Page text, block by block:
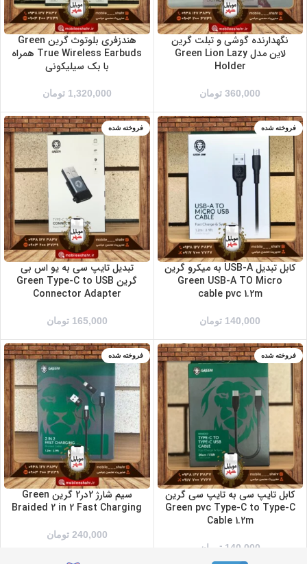
نگهدارنده گوشی و تبلت گرین
لاین مدل Green Lion Lazy
Holder
360,000 تومان
هندزفری بلوتوث گرین Green
True Wireless Earbuds همراه
با بک سیلیکونی
1,320,000 تومان
فروخته شده
کابل تبدیل USB-A به میکرو گرین
Green USB-A TO Micro
cable pvc 1.2m
140,000 تومان
فروخته شده
تبدیل تایپ سی به یو اس بی
گرین Green Type-C to USB
Connector Adapter
165,000 تومان
فروخته شده
کابل تایپ سی به تایپ سی گرین
Green pvc Type-C to Type-C
Cable 1.2m
140,000 تومان
فروخته شده
سیم شارژ 2در2 گرین Green
Braided 2 in 2 Fast Charging
240,000 تومان